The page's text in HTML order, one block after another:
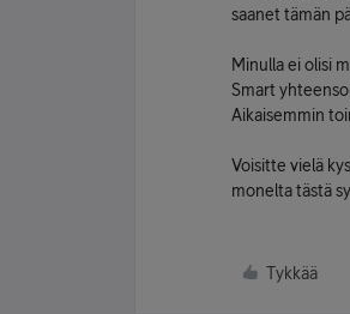
saanet tämän
Minulla ei olisi
Smart
Aikaisemmin
Voisitte vielä
monelta tästä
Tykkää